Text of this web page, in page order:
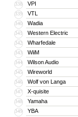
338 VPI
339 VTL
340 Wadia
341 Western Electric
342 Wharfedale
343 WiiM
344 Wilson Audio
345 Wireworld
346 Wolf von Langa
347 X-quisite
348 Yamaha
349 YBA